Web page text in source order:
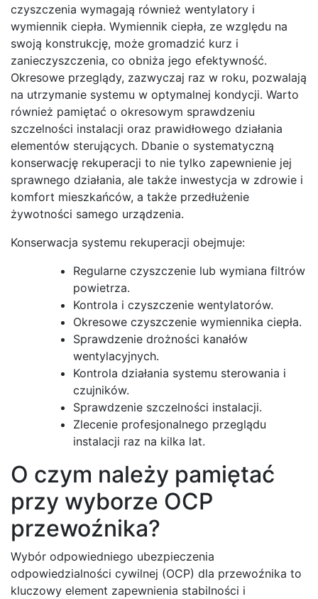
czyszczenia wymagają również wentylatory i
wymiennik ciepła. Wymiennik ciepła, ze względu na
swoją konstrukcję, może gromadzić kurz i
zanieczyszczenia, co obniża jego efektywność.
Okresowe przeglądy, zazwyczaj raz w roku, pozwalają
na utrzymanie systemu w optymalnej kondycji. Warto
również pamiętać o okresowym sprawdzeniu
szczelności instalacji oraz prawidłowego działania
elementów sterujących. Dbanie o systematyczną
konserwację rekuperacji to nie tylko zapewnienie jej
sprawnego działania, ale także inwestycja w zdrowie i
komfort mieszkańców, a także przedłużenie
żywotności samego urządzenia.
Konserwacja systemu rekuperacji obejmuje:
Regularne czyszczenie lub wymiana filtrów
powietrza.
Kontrola i czyszczenie wentylatorów.
Okresowe czyszczenie wymiennika ciepła.
Sprawdzenie drożności kanałów
wentylacyjnych.
Kontrola działania systemu sterowania i
czujników.
Sprawdzenie szczelności instalacji.
Zlecenie profesjonalnego przeglądu
instalacji raz na kilka lat.
O czym należy pamiętać
przy wyborze OCP
przewoźnika?
Wybór odpowiedniego ubezpieczenia
odpowiedzialności cywilnej (OCP) dla przewoźnika to
kluczowy element zapewnienia stabilności i